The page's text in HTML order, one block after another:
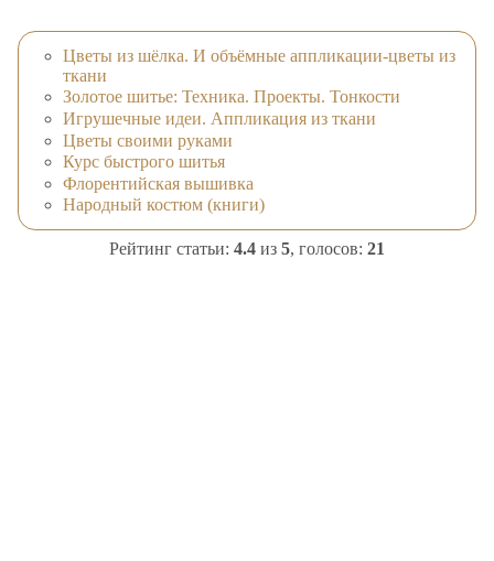
Цветы из шёлка. И объёмные аппликации-цветы из
ткани
Золотое шитье: Техника. Проекты. Тонкости
Игрушечные идеи. Аппликация из ткани
Цветы своими руками
Курс быстрого шитья
Флорентийская вышивка
Народный костюм (книги)
Рейтинг статьи: 4.4 из 5, голосов: 21